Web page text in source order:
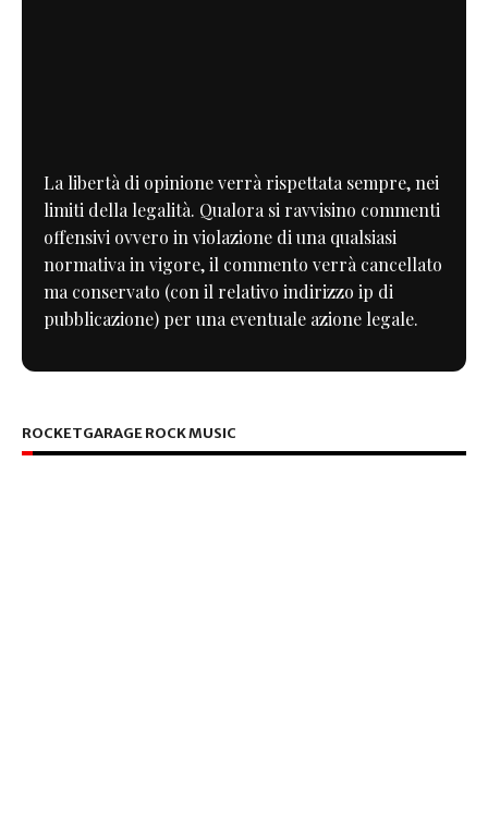
La libertà di opinione verrà rispettata sempre, nei
limiti della legalità. Qualora si ravvisino commenti
offensivi ovvero in violazione di una qualsiasi
normativa in vigore, il commento verrà cancellato
ma conservato (con il relativo indirizzo ip di
pubblicazione) per una eventuale azione legale.
ROCKETGARAGE ROCK MUSIC